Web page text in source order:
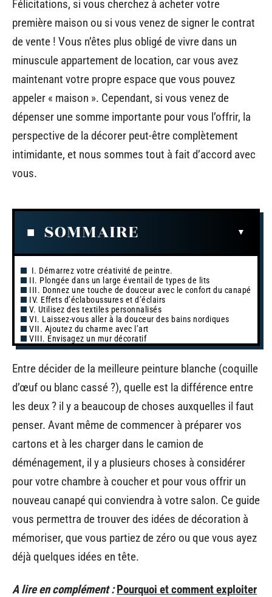
Félicitations, si vous cherchez à acheter votre
première maison ou si vous venez de signer le contrat
de vente ! Vous n’êtes plus obligé de vivre dans un
minuscule appartement de location, car vous avez
maintenant votre propre espace que vous pouvez
appeler « maison ». Cependant, si vous venez de
dépenser une somme importante pour vous l’offrir, la
perspective de la décorer peut-être complètement
intimidante, et nous sommes tout à fait d’accord avec
vous.
SOMMAIRE
I. Démarrez votre créativité de peintre.
II. Plongée dans un large éventail de types de lits
III. Donnez une touche de douceur avec le confort du canapé
IV. Effets d’éclaboussures et d’éclairs
V. Utilisez des textiles personnalisés
VI. Laissez-vous aller à la douceur des bains nordiques
VII. Ajoutez du charme avec l’art
VIII. Envisagez un mur décoratif
Entre décider de la meilleure peinture blanche (coquille
d’œuf ou blanc cassé ?), quelle est la différence entre
les deux ? il y a beaucoup de choses auxquelles il faut
penser. Avant même de commencer à préparer vos
cartons et à les charger dans le camion de
déménagement, il y a plusieurs choses à considérer
pour votre chambre à coucher et pour vous offrir un
nouveau canapé qui conviendra à votre salon. Ce guide
vous permettra de trouver des idées de décoration à
mémoriser, que vous partiez de zéro ou que vous ayez
déjà quelques idées en tête.
A lire en complément : Pourquoi et comment exploiter